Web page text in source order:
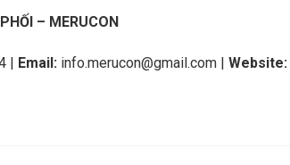
– MERUCON
| Email: info.merucon@gmail.com | Website: